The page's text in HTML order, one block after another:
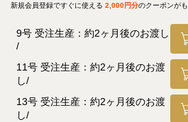
新規会員登録ですぐに使える 2,000円分のクーポンが
9号 受注生産：約2ヶ月後のお渡し
11号 受注生産：約2ヶ月後のお渡
し
13号 受注生産：約2ヶ月後のお渡
し